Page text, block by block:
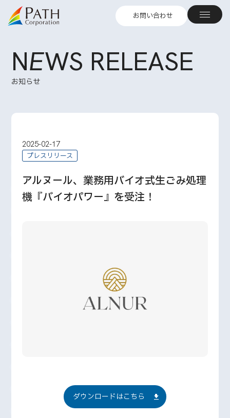
お問い合わせ
NEWS RELEASE
お知らせ
2025-02-17
プレスリリース
アルヌール、業務用バイオ式生ごみ処理
機『バイオパワー』を受注！
ダウンロードはこちら